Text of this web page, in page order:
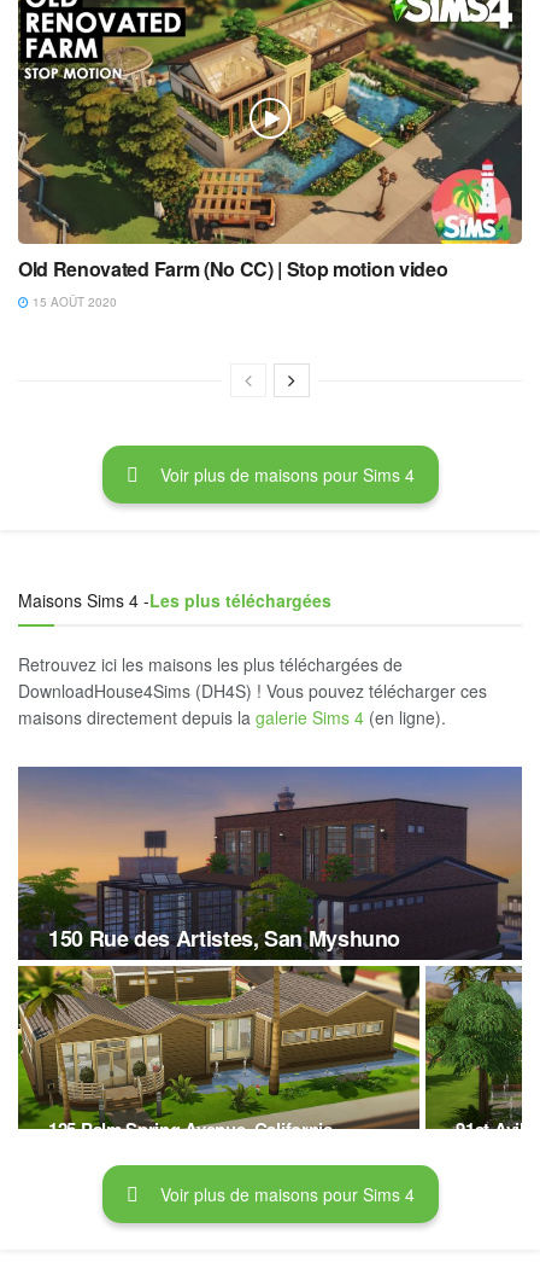
Old Renovated Farm (No CC) | Stop motion video
15 AOÛT 2020
Voir plus de maisons pour Sims 4
Maisons Sims 4 -Les plus téléchargées
Retrouvez ici les maisons les plus téléchargées de
DownloadHouse4Sims (DH4S) ! Vous pouvez télécharger ces
maisons directement depuis la galerie Sims 4 (en ligne).
150 Rue des Artistes, San Myshuno
125 Palm Spring Avenue, California 91st Avila
Voir plus de maisons pour Sims 4